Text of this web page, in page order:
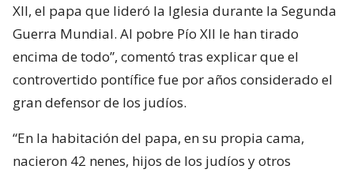
XII, el papa que lideró la Iglesia durante la Segunda
Guerra Mundial. Al pobre Pío XII le han tirado
encima de todo”, comentó tras explicar que el
controvertido pontífice fue por años considerado el
gran defensor de los judíos.
“En la habitación del papa, en su propia cama,
nacieron 42 nenes, hijos de los judíos y otros